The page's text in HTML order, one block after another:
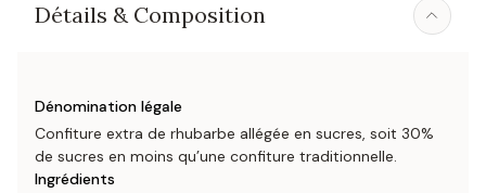
Détails & Composition
Dénomination légale
Confiture extra de rhubarbe allégée en sucres, soit 30%
de sucres en moins qu’une confiture traditionnelle.
Ingrédients